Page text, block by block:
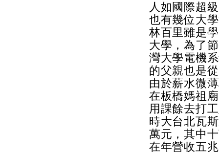
人如國際超
也有幾位大
林百里雖是
大學，為了
灣大學電機
的父親也是
由於薪水微
在板橋媽祖
用課餘去打
時大台北瓦
萬元，其中
在年營收五